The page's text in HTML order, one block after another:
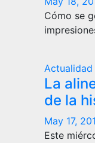
Cómo se
Actualidad
La
de la
May 17,
Este